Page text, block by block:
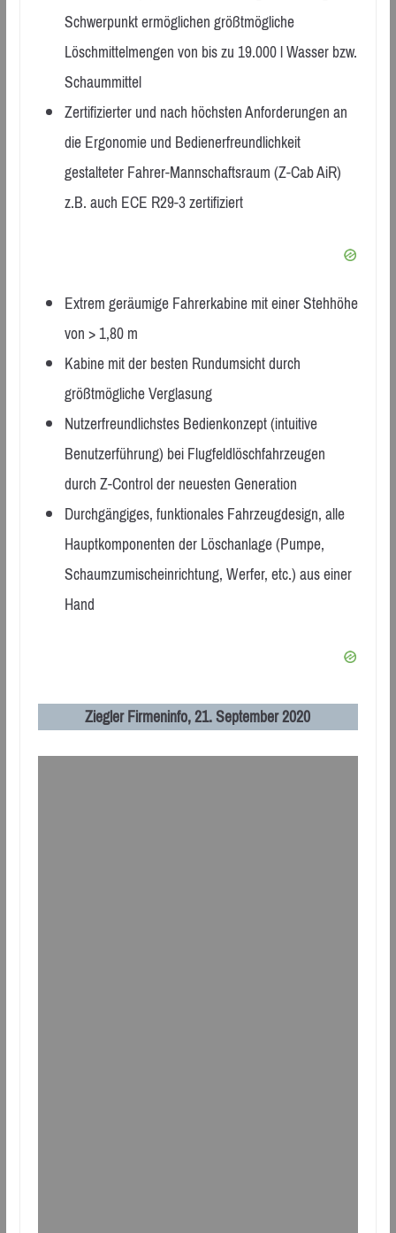
Schwerpunkt ermöglichen größtmögliche
Löschmittelmengen von bis zu 19.000 l Wasser bzw.
Schaummittel
Zertifizierter und nach höchsten Anforderungen an
die Ergonomie und Bedienerfreundlichkeit
gestalteter Fahrer-Mannschaftsraum (Z-Cab AiR)
z.B. auch ECE R29-3 zertifiziert
Extrem geräumige Fahrerkabine mit einer Stehhöhe
von > 1,80 m
Kabine mit der besten Rundumsicht durch
größtmögliche Verglasung
Nutzerfreundlichstes Bedienkonzept (intuitive
Benutzerführung) bei Flugfeldlöschfahrzeugen
durch Z-Control der neuesten Generation
Durchgängiges, funktionales Fahrzeugdesign, alle
Hauptkomponenten der Löschanlage (Pumpe,
Schaumzumischeinrichtung, Werfer, etc.) aus einer
Hand
Ziegler Firmeninfo, 21. September 2020